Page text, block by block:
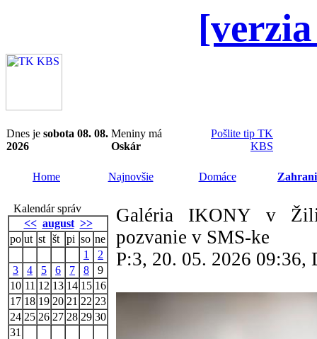
Dnes je sobota 08. 08.
2026
Meniny má
Oskár
Pošlite tip TK
KBS
Home Najnovšie Domáce
Kalendár správ
<< august >>
po ut st št pi so ne
1
2
3
4 5 6 7 8
9
10 11 12 13 14 15 16
17 18 19 20 21 22 23
24 25 26 27 28 29 30
31
Galéria IKONY v
pozvanie v SMS-ke
P:3, 20. 05. 2026 09:36,